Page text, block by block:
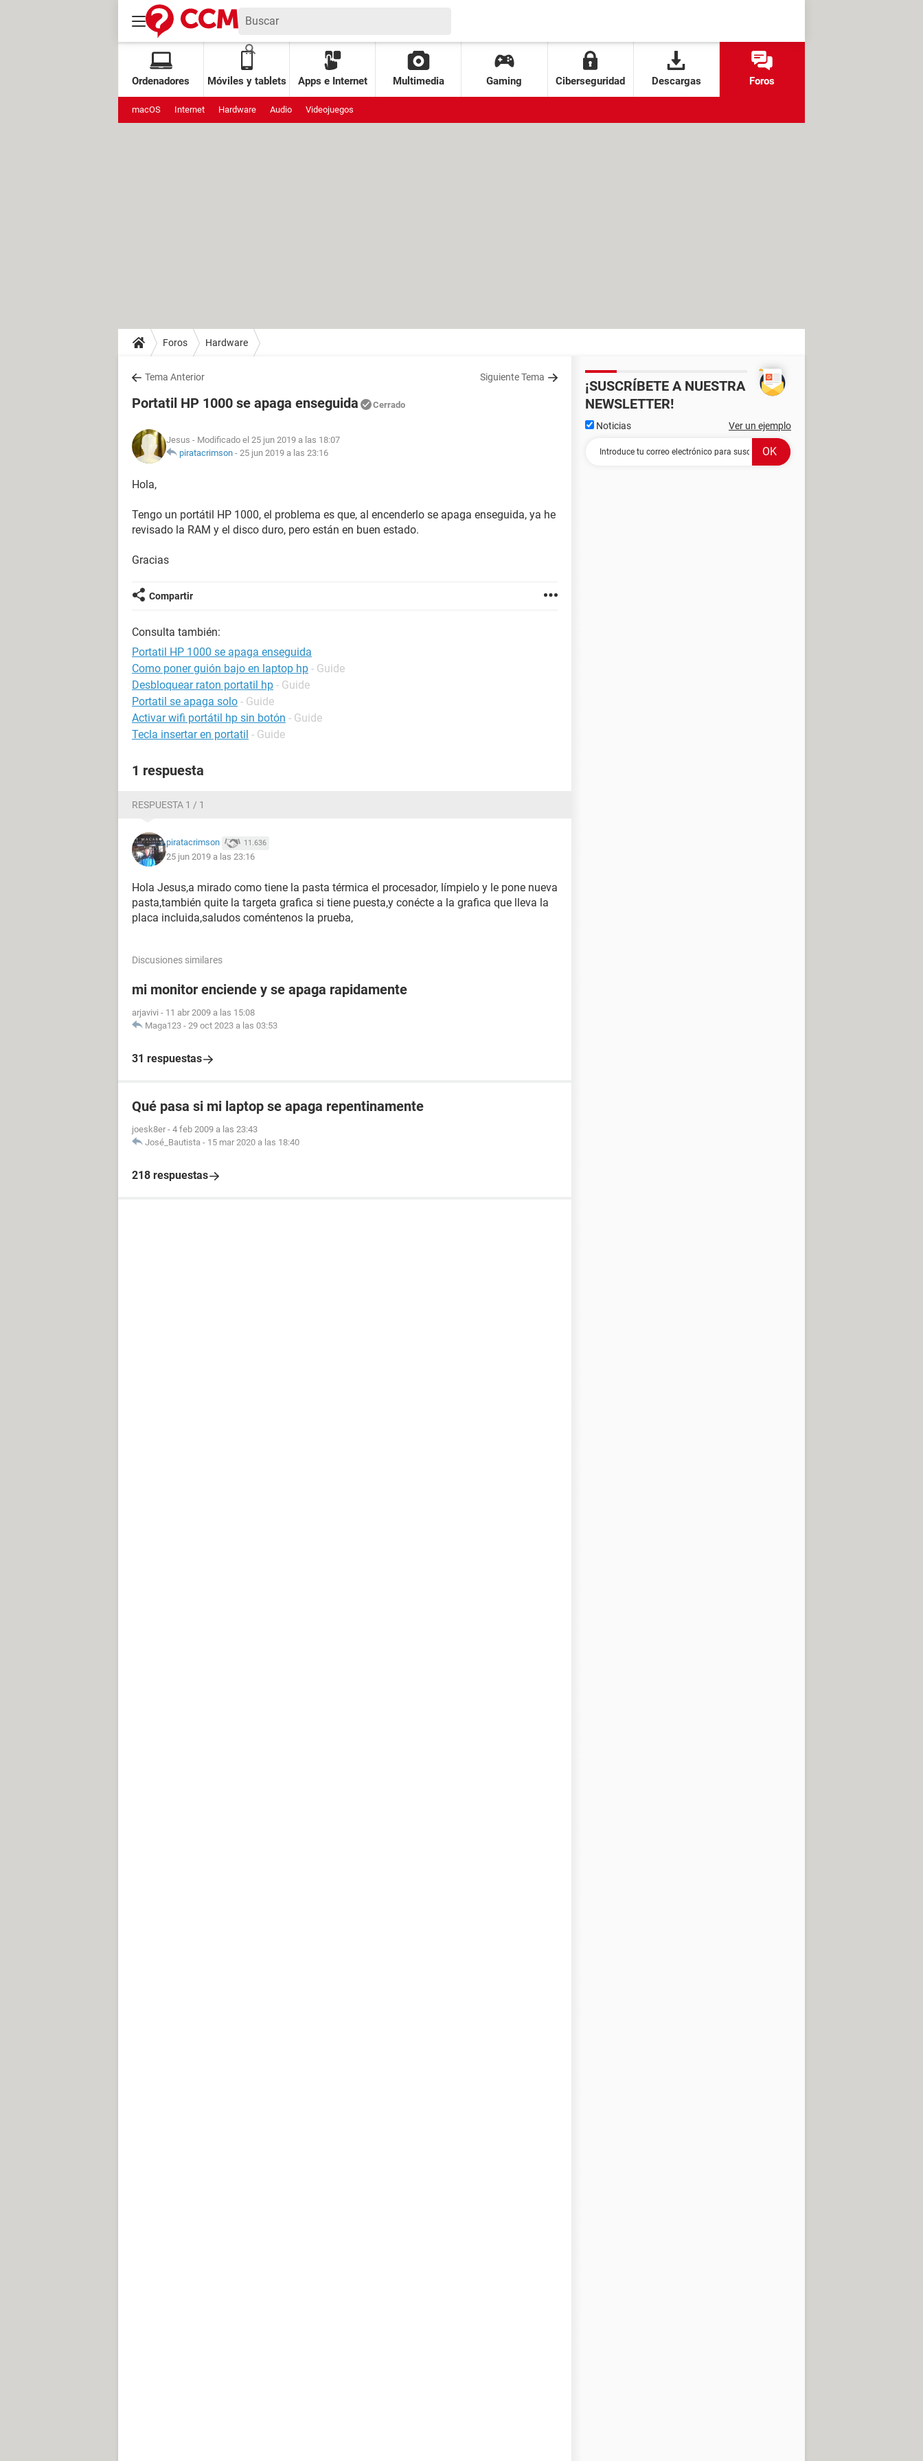
Ordenadores Móviles y tablets Apps e Internet Multimedia Gaming Ciberseguridad Descargas Foros
macOS Internet Hardware Audio Videojuegos
Foros Hardware
Tema Anterior Siguiente Tema
Portatil HP 1000 se apaga enseguida Cerrado
Jesus - Modificado el 25 jun 2019 a las 18:07
piratacrimson - 25 jun 2019 a las 23:16
Hola,
Tengo un portátil HP 1000, el problema es que, al encenderlo se apaga enseguida, ya he
revisado la RAM y el disco duro, pero están en buen estado.
Gracias
Compartir
Consulta también:
Portatil HP 1000 se apaga enseguida
Como poner guión bajo en laptop hp - Guide
Desbloquear raton portatil hp - Guide
Portatil se apaga solo - Guide
Activar wifi portátil hp sin botón - Guide
Tecla insertar en portatil - Guide
1 respuesta
RESPUESTA 1 / 1
piratacrimson 11.636
25 jun 2019 a las 23:16
Hola Jesus,a mirado como tiene la pasta térmica el procesador, límpielo y le pone nueva
pasta,también quite la targeta grafica si tiene puesta,y conécte a la grafica que lleva la
placa incluida,saludos coméntenos la prueba,
Discusiones similares
mi monitor enciende y se apaga rapidamente
arjavivi - 11 abr 2009 a las 15:08
Maga123 - 29 oct 2023 a las 03:53
31 respuestas
Qué pasa si mi laptop se apaga repentinamente
joesk8er - 4 feb 2009 a las 23:43
José_Bautista - 15 mar 2020 a las 18:40
218 respuestas
¡SUSCRÍBETE A NUESTRA
NEWSLETTER!
Noticias Ver un ejemplo